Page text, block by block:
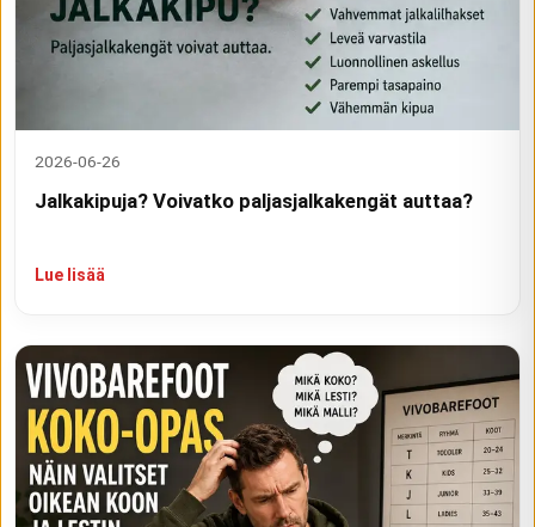
2026-06-26
Jalkakipuja? Voivatko paljasjalkakengät auttaa?
Lue lisää